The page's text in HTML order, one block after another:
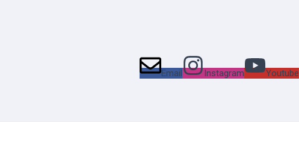
Email Instagram Youtube